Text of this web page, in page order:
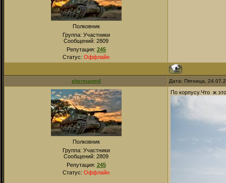
Полковник
Группа: Участники
Сообщений: 2809
Репутация: 245
Статус: Оффлайн
shermanm4 Дата: Пятница,
Полковник
Группа: Участники
Сообщений: 2809
Репутация: 245
Статус: Оффлайн
По корпусу.Что ж